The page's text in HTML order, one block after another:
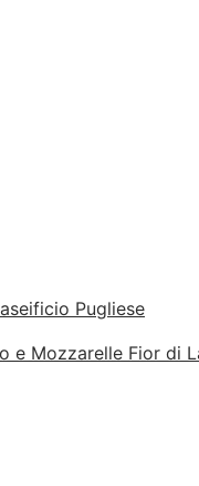
Pugliese
e Mozzarelle Fior di